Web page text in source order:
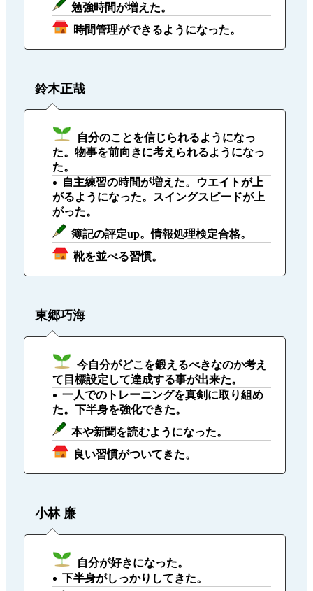
勉強時間が増えた。
時間管理ができるようになった。
鈴木正哉
自分のことを信じられるようになっ
た。物事を前向きに考えられるようになっ
た。
自主練習の時間が増えた。ウエイトが上
がるようになった。スイングスピードが上
がった。
簿記の評定up。情報処理検定合格。
靴を並べる習慣。
東郷巧海
今自分がどこを鍛えるべきなのか考え
て目標設定して達成する事が出来た。
一人でのトレーニングを真剣に取り組め
た。下半身を強化できた。
本や新聞を読むようになった。
良い習慣がついてきた。
小林 廉
自分が好きになった。
下半身がしっかりしてきた。